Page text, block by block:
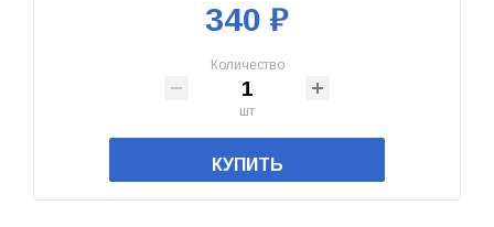
340 ₽
Количество
шт
КУПИТЬ